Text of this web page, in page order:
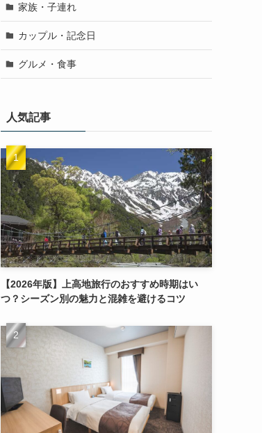
家族・子連れ
カップル・記念日
グルメ・食事
人気記事
【2026年版】上高地旅行のおすすめ時期はい
つ？シーズン別の魅力と混雑を避けるコツ